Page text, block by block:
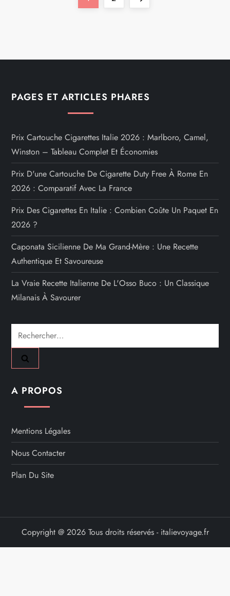
n
t
i
o
n
d
e
s
u
b
l
c
a
t
n
PAGES ET ARTICLES PHARES
Prix Cartouche Cigarettes Italie 2026 : Marlboro, Camel,
Winston – Tableau Complet Et Économies
Prix D'une Cartouche De Cigarette Duty Free À Rome En
2026 : Comparatif Avec La France
Prix Des Cigarettes En Italie : Combien Coûte Un Paquet En
2026 ?
Caponata Sicilienne De Ma Grand-Mère : Une Recette
Authentique Et Savoureuse
La Vraie Recette Italienne De L'Osso Buco : Un Classique
Milanais À Savourer
Rechercher :
A PROPOS
Mentions Légales
Nous Contacter
Plan Du Site
Copyright @ 2026 Tous droits réservés - italievoyage.fr